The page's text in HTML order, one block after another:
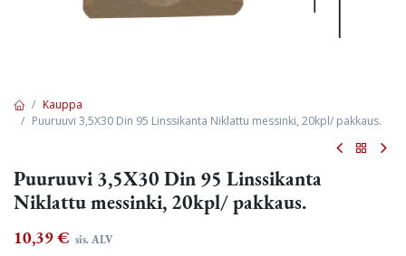
Kauppa
Puuruuvi 3,5X30 Din 95 Linssikanta Niklattu messinki, 20kpl/ pakkaus.
Puuruuvi 3,5X30 Din 95 Linssikanta
Niklattu messinki, 20kpl/ pakkaus.
10,39€ sis. ALV